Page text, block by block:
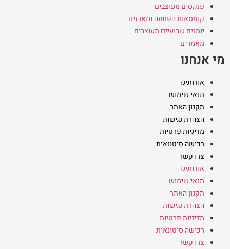
פנקסים מעוצבים
קופסאות הפתעה ומארזים
יומנים שבועיים מעוצבים
מאמרים
מי אנחנו
אודותינו
תנאי שימוש
תקנון האתר
הצהרת נגישות
מדיניות פרטיות
רכישה סיטונאית
צרו קשר
אודותינו
תנאי שימוש
תקנון האתר
הצהרת נגישות
מדיניות פרטיות
רכישה סיטונאית
צרו קשר